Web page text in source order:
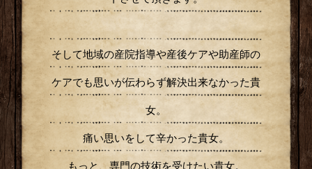
そして地域の産院指導や産後ケアや助産師の
ケアでも思いが伝わらず解決出来なかった貴
女。
痛い思いをして辛かった貴女。
もっと、専門の技術を受けたい貴女。